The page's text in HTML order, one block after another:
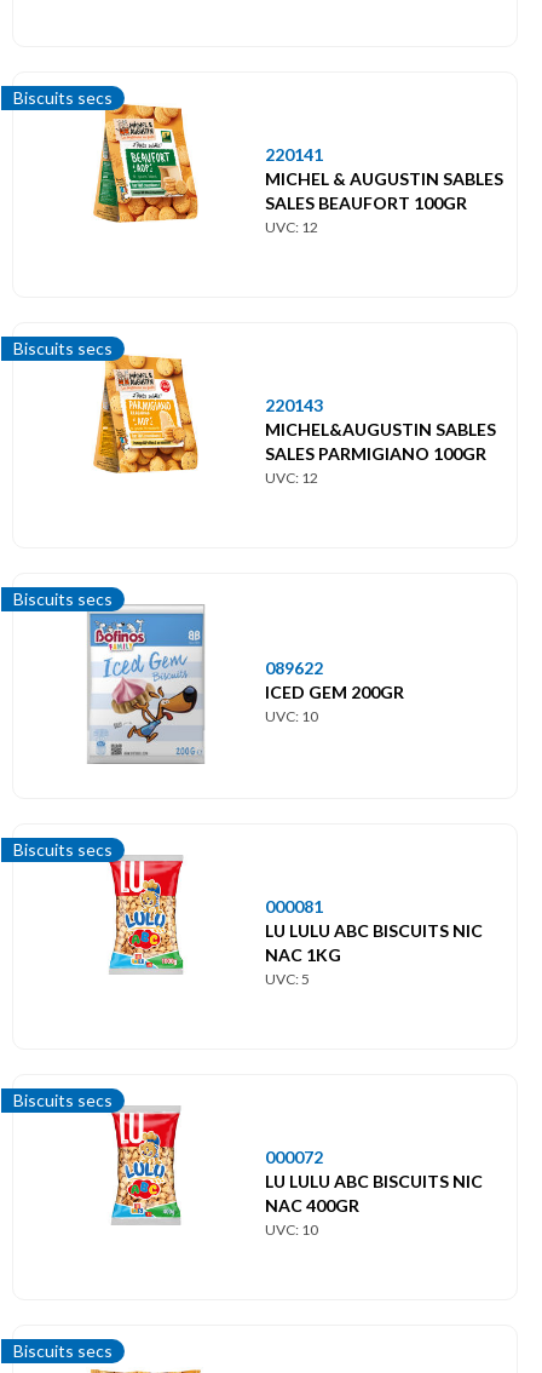
Biscuits secs
220141
MICHEL & AUGUSTIN SABLES
SALES BEAUFORT 100GR
UVC: 12
Biscuits secs
220143
MICHEL&AUGUSTIN SABLES
SALES PARMIGIANO 100GR
UVC: 12
Biscuits secs
089622
ICED GEM 200GR
UVC: 10
Biscuits secs
000081
LU LULU ABC BISCUITS NIC
NAC 1KG
UVC: 5
Biscuits secs
000072
LU LULU ABC BISCUITS NIC
NAC 400GR
UVC: 10
Biscuits secs